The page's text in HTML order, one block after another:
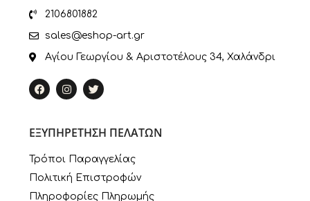
2106801882
sales@eshop-art.gr
Αγίου Γεωργίου & Αριστοτέλους 34, Χαλάνδρι
ΕΞΥΠΗΡΕΤΗΣΗ ΠΕΛΑΤΩΝ
Τρόποι Παραγγελίας
Πολιτική Επιστροφών
Πληροφορίες Πληρωμής